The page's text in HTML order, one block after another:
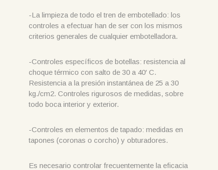
-La limpieza de todo el tren de embotellado: los
controles a efectuar han de ser con los mismos
criterios generales de cualquier embotelladora.
-Controles específicos de botellas: resistencia al
choque térmico con salto de 30 a 40′ C.
Resistencia a la presión instantánea de 25 a 30
kg./cm2. Controles rigurosos de medidas, sobre
todo boca interior y exterior.
-Controles en elementos de tapado: medidas en
tapones (coronas o corcho) y obturadores.
Es necesario controlar frecuentemente la eficacia